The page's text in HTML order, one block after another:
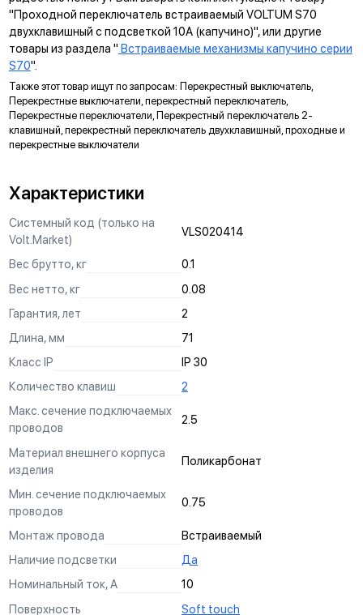
многопостовые рамки как по горизонтали, так и по вертикали.
ДИАГОНАЛЬНЫЕ ОТВЕРСТИЯ СУППОРТА
Предназначены для удобного крепления механизмов в
нестандартных условиях, не требующих применения
подрозетников.
МАРКИРОВКА
Метка для точного определения длины зачистки изоляции
АНКЕРНОЕ КРЕПЛЕНИЕ
монтажу и не выпадая из свободного положения.
ЗАЩИТА
повреждений при установке, обеспечивая безопасную
эксплуатацию и исключая вероятность замыкания на детали
корпуса.
КРЕПЛЕНИЕ "ШИП-ПАЗ"
Ускоряет процесс монтажа и регулировки горизонта в
СИЛОВЫЕ КОНТАКТЫ
Изготовлены по международному стандарту из оловянной
бронзы, гарантируют долговечность и надежность
эксплуатации.
ЛЕГКОПОДВИЖНЫЕ КНОПКИ ОТСОЕДИНЕНИЯ
Помогают быстро и без специальных инструментов
отсоединенить провода при демонтаже.
МАТЕРИАЛ
Лицевая накладка и корпус механизма выполнены из
ДИЗАЙН
"Проходной переключатель встраиваемый VOLTUM S70
двухклавишный с подсветкой 10А (капучино)", или другие
товары из раздела " Встраиваемые механизмы капучино серии
S70".
Также этот товар ищут по запросам: Перекрестный выключатель,
Перекрестные выключатели, перекрестный переключатель,
Перекрестные переключатели, Перекрестный переключатель 2-
клавишный, перекрестный переключатель двухклавишный, проходные и
перекрестные выключатели
Характеристики
Системный код (только на
Volt.Market)
VLS020414
Вес брутто, кг
0.1
Вес нетто, кг
0.08
Гарантия, лет
2
Длина, мм
71
Класс IP
IP 30
Количество клавиш
2
Макс. сечение подключаемых
проводов
2.5
Материал внешнего корпуса
изделия
Поликарбонат
Мин. сечение подключаемых
проводов
0.75
Монтаж провода
Встраиваемый
Наличие подсветки
Да
Номинальный ток, А
10
Поверхность
Soft touch